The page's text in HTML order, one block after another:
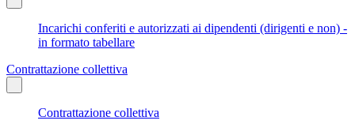
Incarichi conferiti e autorizzati ai dipendenti (dirigenti e non) -
in formato tabellare
Contrattazione collettiva
Contrattazione collettiva